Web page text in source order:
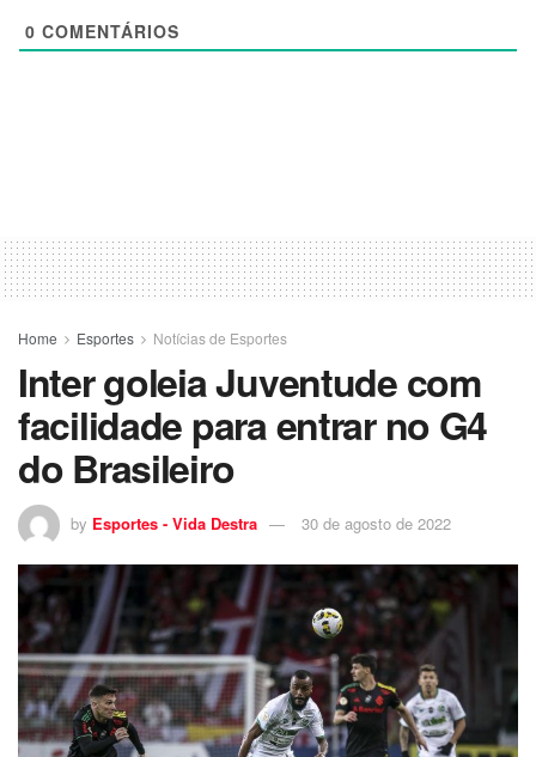
0 COMENTÁRIOS
Home Esportes Notícias de Esportes
Inter goleia Juventude com
facilidade para entrar no G4
do Brasileiro
by Esportes - Vida Destra 30 de agosto de 2022